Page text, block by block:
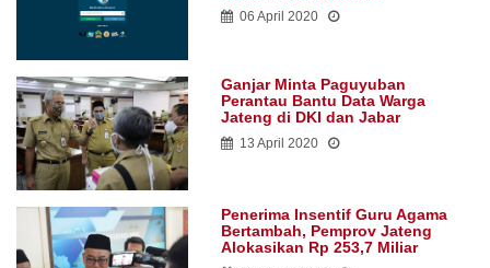
06 April 2020
Ganjar Minta Paguyuban
Perantau Bantu Data Warga
Jateng di DKI dan Jabar
13 April 2020
Penerima Insentif Guru Agama
Bertambah, Pemprov Jateng
Alokasikan Rp 253,7 Miliar